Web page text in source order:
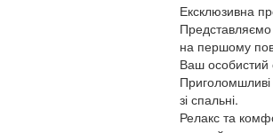
Ексклюзивна
на першому
Ваш особистий
зі спальні.
Релакс та